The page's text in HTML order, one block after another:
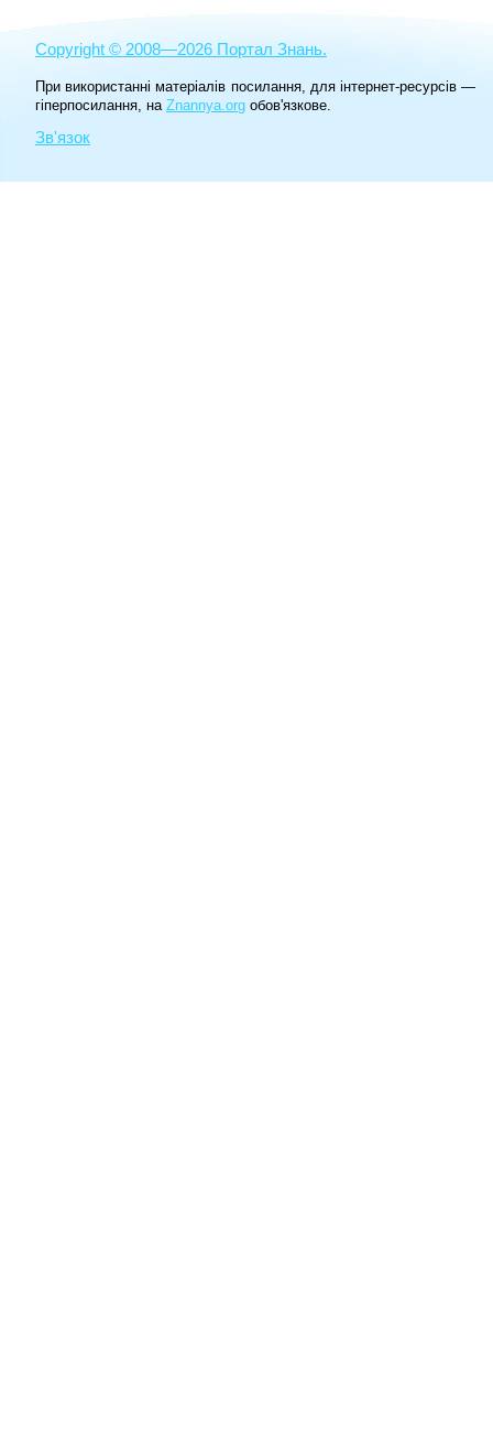
Copyright © 2008—2026 Портал Знань.
При використанні матеріалів посилання, для інтернет-ресурсів —
гіперпосилання, на Znannya.org обов'язкове.
Зв'язок